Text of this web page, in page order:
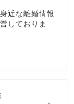
近な離婚情報
しておりま